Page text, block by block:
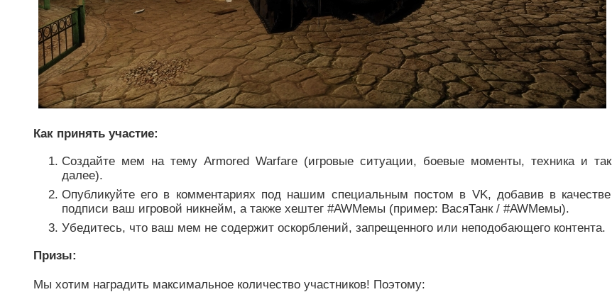
Как принять участие:
Создайте мем на тему Armored Warfare (игровые ситуации, боевые моменты, техника и так
далее).
Опубликуйте его в комментариях под нашим специальным постом в VK, добавив в качестве
подписи ваш игровой никнейм, а также хештег #AWМемы (пример: ВасяТанк / #AWМемы).
Убедитесь, что ваш мем не содержит оскорблений, запрещенного или неподобающего контента.
Призы:
Мы хотим наградить максимальное количество участников! Поэтому: